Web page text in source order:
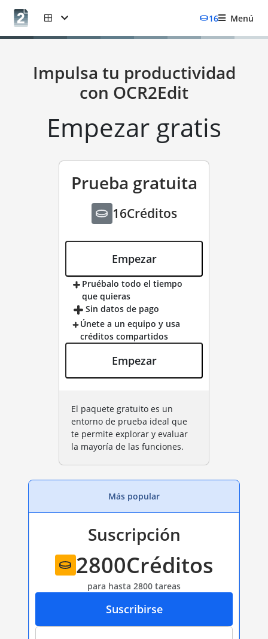
16 Menú
Impulsa tu productividad
con OCR2Edit
Empezar gratis
Prueba gratuita
16Créditos
Empezar
Pruébalo todo el tiempo
que quieras
Sin datos de pago
Únete a un equipo y usa
créditos compartidos
Empezar
El paquete gratuito es un
entorno de prueba ideal que
te permite explorar y evaluar
la mayoría de las funciones.
Más popular
Suscripción
2800Créditos
para hasta 2800 tareas
Suscribirse